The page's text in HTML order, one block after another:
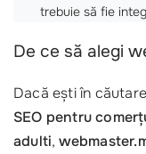
trebuie să fie
De ce să alegi
Dacă ești în
SEO pentru
adulti,